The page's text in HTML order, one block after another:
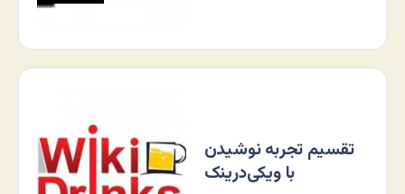
تقسیم تجربه نوشیدن
با ویکی‌درینک